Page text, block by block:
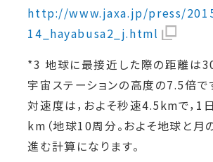
http://www.jaxa.jp/press/
14_hayabusa2_j.html
*3 地球に最接近した際の距離は
宇宙ステーションの高度の7.5倍で
対速度は，およそ秒速4.5kmで，1
km（地球10周分。およそ地球と月
進む計算になります。